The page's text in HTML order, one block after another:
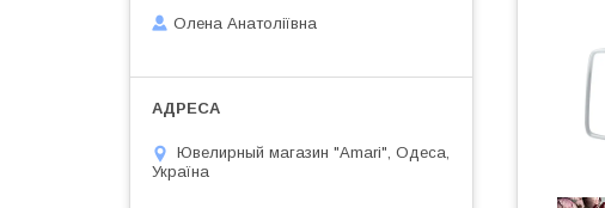
Олена Анатоліївна
Ювелирный магазин "Amari", Одеса,
Україна